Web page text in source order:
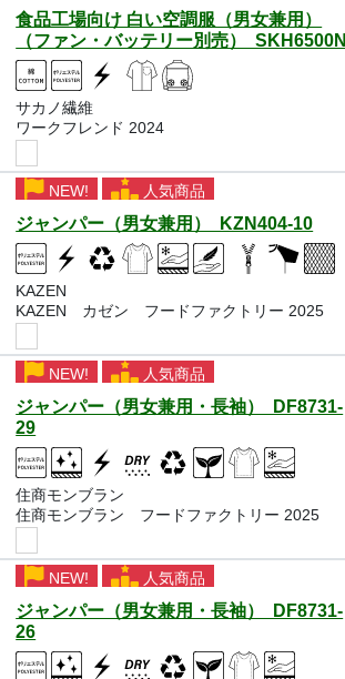
食品工場向け 白い空調服（男女兼用）
（ファン・バッテリー別売） SKH6500N
サカノ繊維
ワークフレンド 2024
NEW! 人気商品
ジャンパー（男女兼用） KZN404-10
KAZEN
KAZEN カゼン フードファクトリー 2025
NEW! 人気商品
ジャンパー（男女兼用・長袖） DF8731-
29
住商モンブラン
住商モンブラン フードファクトリー 2025
NEW! 人気商品
ジャンパー（男女兼用・長袖） DF8731-
26